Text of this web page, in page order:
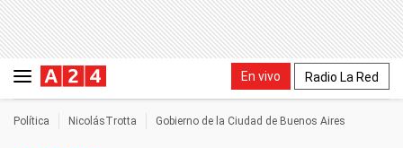
En vivo Radio La Red
Política NicolásTrotta Gobierno de la Ciudad de Buenos Aires